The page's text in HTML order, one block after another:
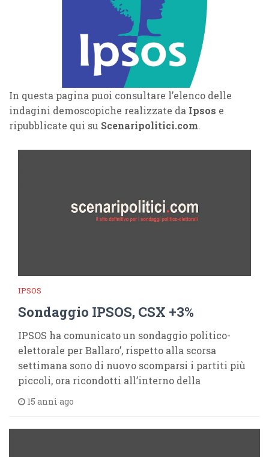
In questa pagina puoi consultare l’elenco delle
indagini demoscopiche realizzate da Ipsos e
ripubblicate qui su Scenaripolitici.com.
IPSOS
Sondaggio IPSOS, CSX +3%
IPSOS ha comunicato un sondaggio politico-
elettorale per Ballaro’, rispetto alla scorsa
settimana sono di nuovo scomparsi i partiti più
piccoli, ora ricondotti all’interno della
15 anni ago